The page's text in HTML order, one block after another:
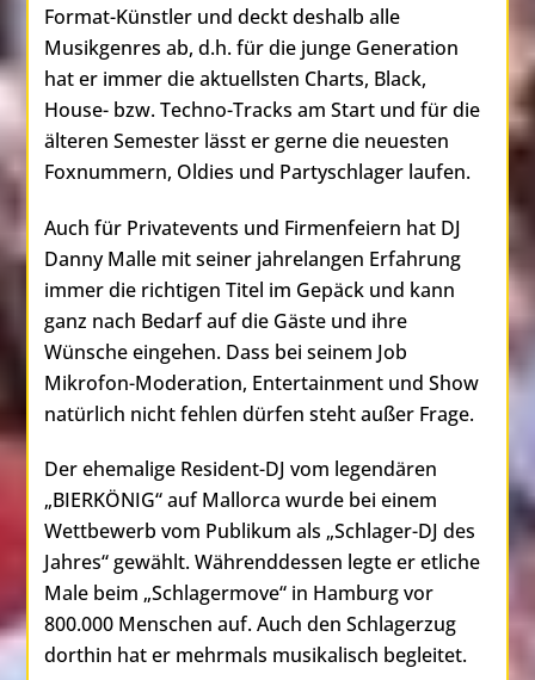
Format-Künstler und deckt deshalb alle
Musikgenres ab, d.h. für die junge Generation
hat er immer die aktuellsten Charts, Black,
House- bzw. Techno-Tracks am Start und für die
älteren Semester lässt er gerne die neuesten
Foxnummern, Oldies und Partyschlager laufen.
Auch für Privatevents und Firmenfeiern hat DJ
Danny Malle mit seiner jahrelangen Erfahrung
immer die richtigen Titel im Gepäck und kann
ganz nach Bedarf auf die Gäste und ihre
Wünsche eingehen. Dass bei seinem Job
Mikrofon-Moderation, Entertainment und Show
natürlich nicht fehlen dürfen steht außer Frage.
Der ehemalige Resident-DJ vom legendären
„BIERKÖNIG“ auf Mallorca wurde bei einem
Wettbewerb vom Publikum als „Schlager-DJ des
Jahres“ gewählt. Währenddessen legte er etliche
Male beim „Schlagermove“ in Hamburg vor
800.000 Menschen auf. Auch den Schlagerzug
dorthin hat er mehrmals musikalisch begleitet.